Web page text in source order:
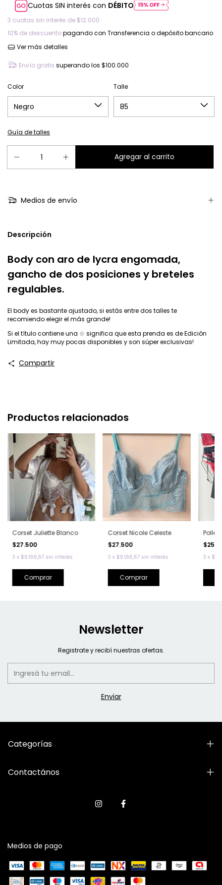
Cuotas SIN interés con DÉBITO
3 cuotas sin interés de $12.000
10% de descuentopagando con Transferencia o depósito bancario
Ver más detalles
Envío gratis superando los $100.000
Color Talle
Guía de talles
Medios de envío
Descripción
Body con aro de lycra engomada,
gancho de dos posiciones y breteles
regulables.
El body es bastante ajustado, si estás entre dos talles te
recomiendo elegir el más grande!
Si el título contiene una ☆ significa que esta prenda es de Edición
Limitada, hay muy pocas disponibles y son súper exclusivas!
Compartir
Productos relacionados
Corset Juliette Blanco
$27.500
3 x $9.166,67 sin interés
Comprar
Corset Nicole Celeste
$27.500
3 x $9.166,67 sin interés
Comprar
3 x
Newsletter
Registrate y recibí nuestras ofertas.
Categorías
Contactános
Medios de pago